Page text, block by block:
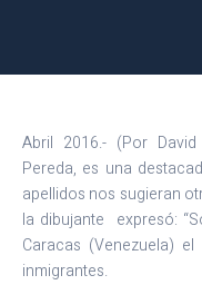
Abril 2016.- (Por
Pereda, es una
apellidos nos sugieran
la dibujante expresó:
Caracas (Venezuela)
inmigrantes.